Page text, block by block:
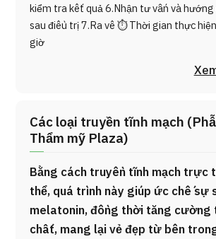
kiểm tra kết quả 6.Nhận tư vấn và
sau điều trị 7.Ra về ⏱ Thời gian thực
giờ
Các loại truyền tĩnh mạch
Thẩm mỹ Plaza)
Bằng cách truyền tĩnh mạch trực
thể, quá trình này giúp ức chế sự
melatonin, đồng thời tăng cường
chất, mang lại vẻ đẹp từ bên